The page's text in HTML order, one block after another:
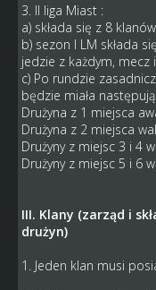
3. II liga Miast :
a) składa się z 8 klanów
b) sezon I LM składa
jedzie z każdym, mecz
c) Po rundzie
będzie miała
Drużyna z 1 miejsca
Drużyna z 2 miejsca
Drużyny z miejsc 3 i 4
Drużyny z miejsc 5 i 6
III. Klany (zarząd i
drużyn)
1. Jeden klan musi